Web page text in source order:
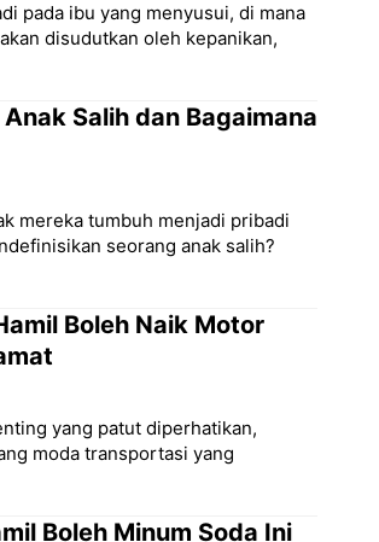
pada ibu yang menyusui, di mana
disudutkan oleh kepanikan,
Salih dan Bagaimana
mereka tumbuh menjadi pribadi
seorang anak salih?
Boleh Naik Motor
yang patut diperhatikan,
moda transportasi yang
Boleh Minum Soda Ini